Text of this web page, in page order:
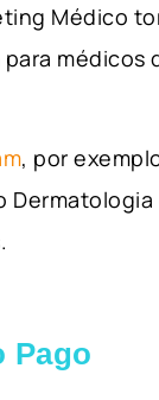
Médico
médicos
, por
Pago